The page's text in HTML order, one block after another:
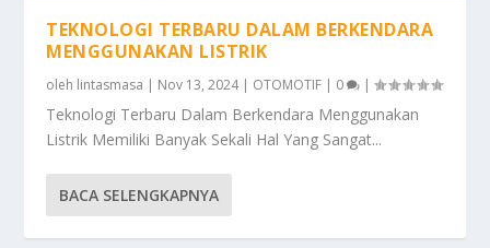
TEKNOLOGI TERBARU DALAM BERKENDARA
MENGGUNAKAN LISTRIK
oleh lintasmasa Nov 13, 2024| OTOMOTIF 0 |
Teknologi Terbaru Dalam Berkendara Menggunakan
Listrik Memiliki Banyak Sekali Hal Yang Sangat...
BACA SELENGKAPNYA